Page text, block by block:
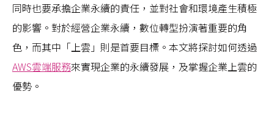
同時也要承擔企業永續的責任，並對社會和環境產生積極
的影響。對於經營企業永續，數位轉型扮演著重要的角
色，而其中「上雲」則是首要目標。本文將探討如何透過
AWS雲端服務來實現企業的永續發展，及掌握企業上雲的
優勢。